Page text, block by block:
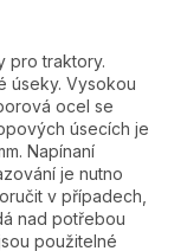
pro traktory.
úseky. Vysokou
ocel se
úsecích je
Napínaní
je nutno
v případech,
nad potřebou
použitelné